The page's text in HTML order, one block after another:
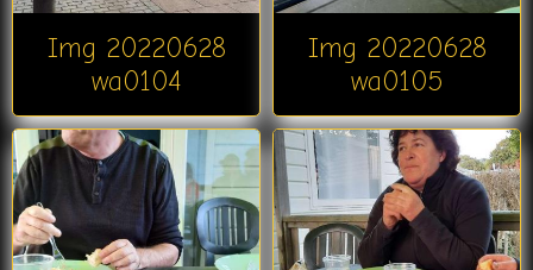
Img 20220628
wa0104
Img 20220628
wa0105